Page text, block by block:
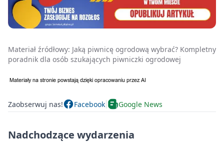
Materiał źródłowy: Jaką piwnicę ogrodową wybrać? Kompletny
poradnik dla osób szukających piwniczki ogrodowej
Zaobserwuj nas! Facebook Google News
Nadchodzące wydarzenia